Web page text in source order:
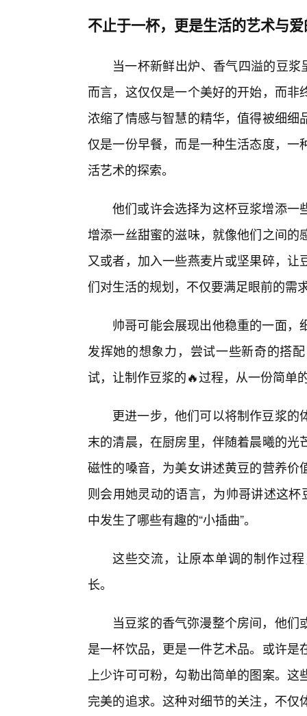
不止于一杯，更是生活的艺术与
当一杯新鲜出炉、香气四溢的豆
而言，这仅仅是一个美好的开始，而
浓缩了情感与智慧的精华，值得被细
仅是一份早餐，而是一种生活态度，
活艺术的探索。
他们或许会选择为这杯豆浆增添一
增添一丝甜蜜的滋味，就像他们之间
又或者，加入一些燕麦片或坚果碎，
们对生活的规划，不仅要满足眼前的需
帅哥可能会展现出他稳重的一面
发挥她的想象力，尝试一些新奇的搭
试，让制作豆浆的🔥过程，从一份简单
更进一步，他们可以将制作豆浆
末的清晨，在厨房里，伴随着晨曦的
磁性的嗓音，为美女讲述黄豆的营养
则会用她灵动的语言，为帅哥讲述这
中发生了哪些有趣的“小插曲”。
这些交流，让原本单调的制作过
长。
当豆浆的香气弥漫整个房间，他
是一杯饮品，更是一件艺术品。或许
上少许可可粉，勾勒出简单的图案。
完美的追求。这种对细节的关注，不